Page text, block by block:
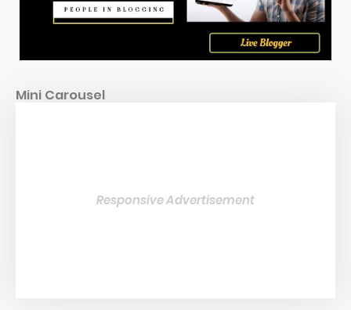
Mini Carousel
Responsive Advertisement